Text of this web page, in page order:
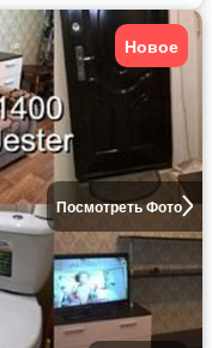
Посмотреть Фото
Новое